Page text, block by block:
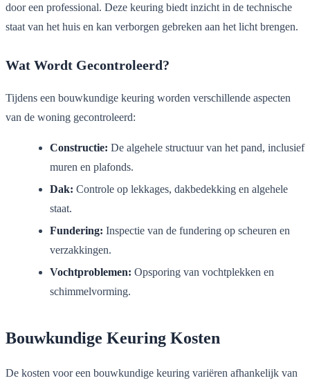
door een professional. Deze keuring biedt inzicht in de technische
staat van het huis en kan verborgen gebreken aan het licht brengen.
Wat Wordt Gecontroleerd?
Tijdens een bouwkundige keuring worden verschillende aspecten
van de woning gecontroleerd:
Constructie: De algehele structuur van het pand, inclusief
muren en plafonds.
Dak: Controle op lekkages, dakbedekking en algehele
staat.
Fundering: Inspectie van de fundering op scheuren en
verzakkingen.
Vochtproblemen: Opsporing van vochtplekken en
schimmelvorming.
Bouwkundige Keuring Kosten
De kosten voor een bouwkundige keuring variëren afhankelijk van